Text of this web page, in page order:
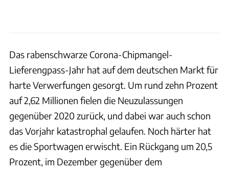
Das rabenschwarze Corona-Chipmangel-
Lieferengpass-Jahr hat auf dem deutschen Markt für
harte Verwerfungen gesorgt. Um rund zehn Prozent
auf 2,62 Millionen fielen die Neuzulassungen
gegenüber 2020 zurück, und dabei war auch schon
das Vorjahr katastrophal gelaufen. Noch härter hat
es die Sportwagen erwischt. Ein Rückgang um 20,5
Prozent, im Dezember gegenüber dem